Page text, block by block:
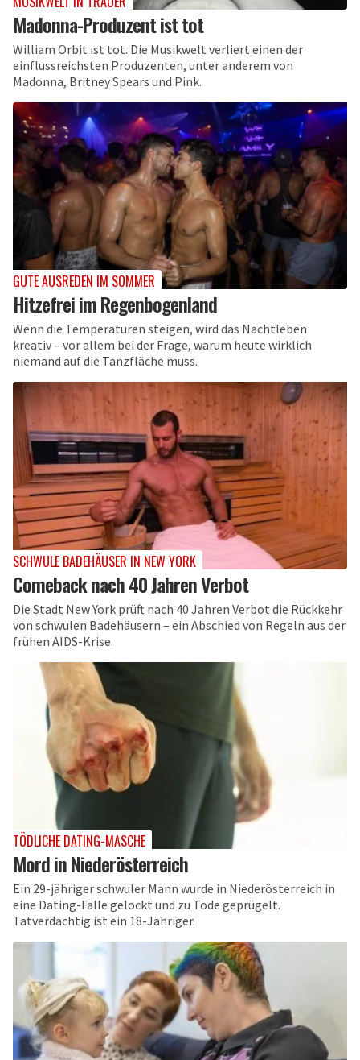
Madonna-Produzent ist tot
William Orbit ist tot. Die Musikwelt verliert einen der
einflussreichsten Produzenten, unter anderem von
Madonna, Britney Spears und Pink.
GUTE AUSREDEN IM SOMMER
Hitzefrei im Regenbogenland
Wenn die Temperaturen steigen, wird das Nachtleben
kreativ – vor allem bei der Frage, warum heute wirklich
niemand auf die Tanzfläche muss.
SCHWULE BADEHÄUSER IN NEW YORK
Comeback nach 40 Jahren Verbot
Die Stadt New York prüft nach 40 Jahren Verbot die Rückkehr
von schwulen Badehäusern – ein Abschied von Regeln aus der
frühen AIDS-Krise.
TÖDLICHE DATING-MASCHE
Mord in Niederösterreich
Ein 29-jähriger schwuler Mann wurde in Niederösterreich in
eine Dating-Falle gelockt und zu Tode geprügelt.
Tatverdächtig ist ein 18-Jähriger.